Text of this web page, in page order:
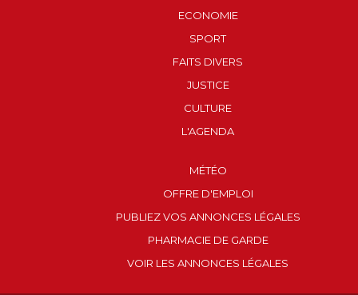
ECONOMIE
SPORT
FAITS DIVERS
JUSTICE
CULTURE
L'AGENDA
MÉTÉO
OFFRE D'EMPLOI
PUBLIEZ VOS ANNONCES LÉGALES
PHARMACIE DE GARDE
VOIR LES ANNONCES LÉGALES